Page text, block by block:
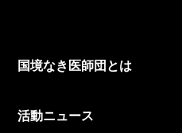
国境なき医師団とは
活動ニュース